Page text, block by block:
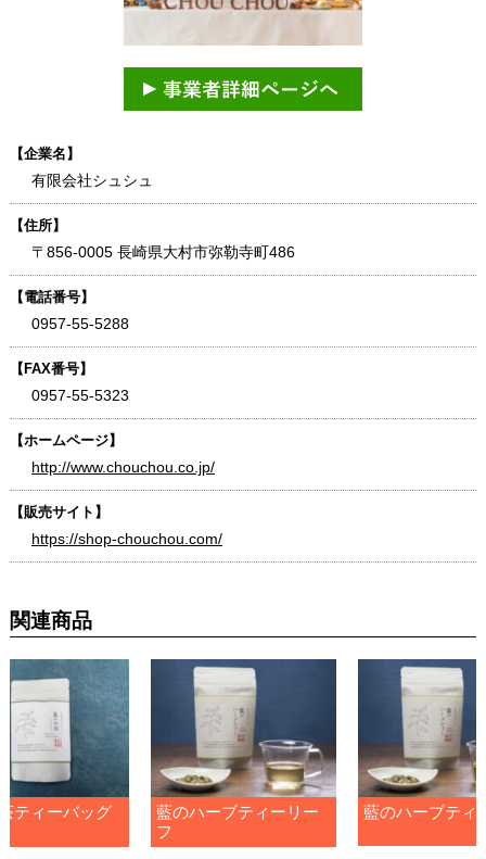
【企業名】
有限会社シュシュ
【住所】
〒856-0005 長崎県大村市弥勒寺町486
【電話番号】
0957-55-5288
【FAX番号】
0957-55-5323
【ホームページ】
http://www.chouchou.co.jp/
【販売サイト】
https://shop-chouchou.com/
関連商品
ティーバッグ
藍のハーブティーリー
フ
藍のハーブティ